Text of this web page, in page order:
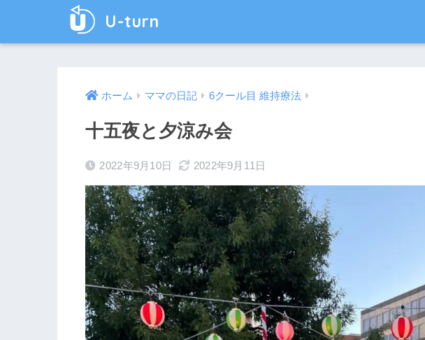
U-turn
ホーム ママの日記 6クール目 維持療法
十五夜と夕涼み会
2022年9月10日 2022年9月11日